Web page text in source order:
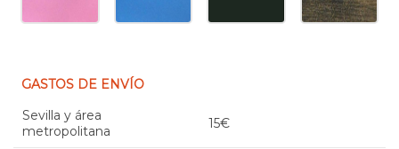
GASTOS DE ENVÍO
Sevilla y área
metropolitana
15€